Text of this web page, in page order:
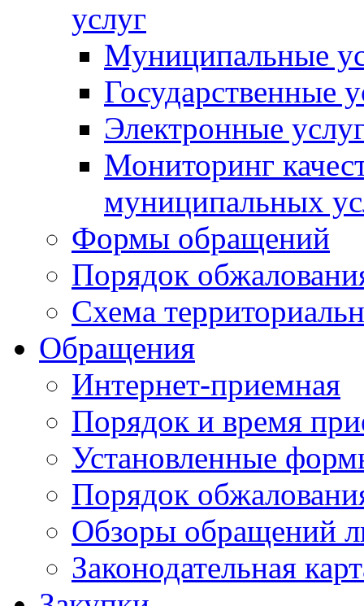
услуг
Муниципальные
Государственные
Электронные
Мониторинг
муниципальных
Формы обращений
Порядок
Схема
Обращения
Интернет-приемная
Порядок и время
Установленные
Порядок
Обзоры обращений
Законодательная